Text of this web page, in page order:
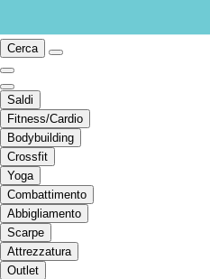
Cerca
Saldi
Fitness/Cardio
Bodybuilding
Crossfit
Yoga
Combattimento
Abbigliamento
Scarpe
Attrezzatura
Outlet